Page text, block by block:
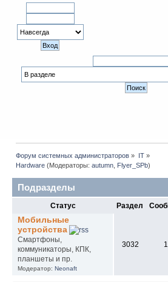
Форум системных администраторов » IT»
Hardware (Модераторы:autumn Flyer_SPb)
Подразделы
Статус Раздел
Мобильные
устройства
Смартфоны,
коммуникаторы, КПК,
планшеты и пр.
Модератор: Neonaft
3032